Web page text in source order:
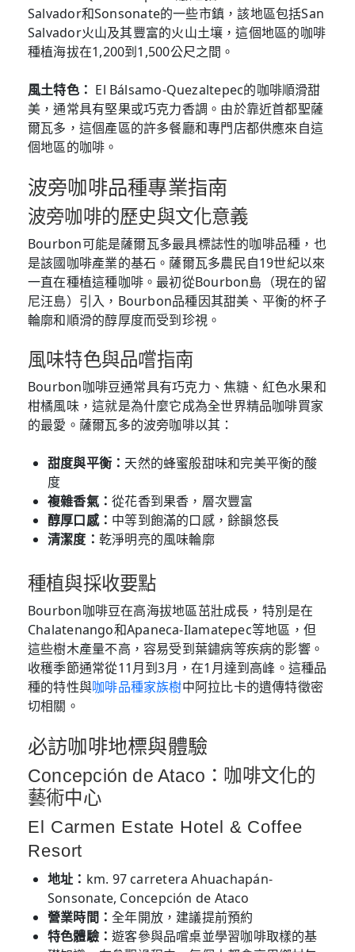
Salvador和Sonsonate的一些市鎮，該地區包括San
Salvador火山及其豐富的火山土壤，這個地區的咖啡
種植海拔在1,200到1,500公尺之間。
風土特色： El Bálsamo-Quezaltepec的咖啡順滑甜
美，通常具有堅果或巧克力香調。由於靠近首都聖薩
爾瓦多，這個產區的許多餐廳和專門店都供應來自這
個地區的咖啡。
波旁咖啡品種專業指南
波旁咖啡的歷史與文化意義
Bourbon可能是薩爾瓦多最具標誌性的咖啡品種，也
是該國咖啡產業的基石。薩爾瓦多農民自19世紀以來
一直在種植這種咖啡。最初從Bourbon島（現在的留
尼汪島）引入，Bourbon品種因其甜美、平衡的杯子
輪廓和順滑的醇厚度而受到珍視。
風味特色與品嚐指南
Bourbon咖啡豆通常具有巧克力、焦糖、紅色水果和
柑橘風味，這就是為什麼它成為全世界精品咖啡買家
的最愛。薩爾瓦多的波旁咖啡以其：
甜度與平衡： 天然的蜂蜜般甜味和完美平衡的酸
度
複雜香氣：從花香到果香，層次豐富
醇厚口感： 中等到飽滿的口感，餘韻悠長
清潔度： 乾淨明亮的風味輪廓
種植與採收要點
Bourbon咖啡豆在高海拔地區茁壯成長，特別是在
Chalatenango和Apaneca-Ilamatepec等地區，但
這些樹木產量不高，容易受到葉鏽病等疾病的影響。
收穫季節通常從11月到3月，在1月達到高峰。這種品
種的特性與咖啡品種家族樹中阿拉比卡的遺傳特徵密
切相關。
必訪咖啡地標與體驗
Concepción de Ataco：咖啡文化的
藝術中心
El Carmen Estate Hotel & Coffee
Resort
地址： km. 97 carretera Ahuachapán-
Sonsonate, Concepción de Ataco
營業時間：全年開放，建議提前預約
特色體驗：遊客參與品嚐桌並學習咖啡取樣的基